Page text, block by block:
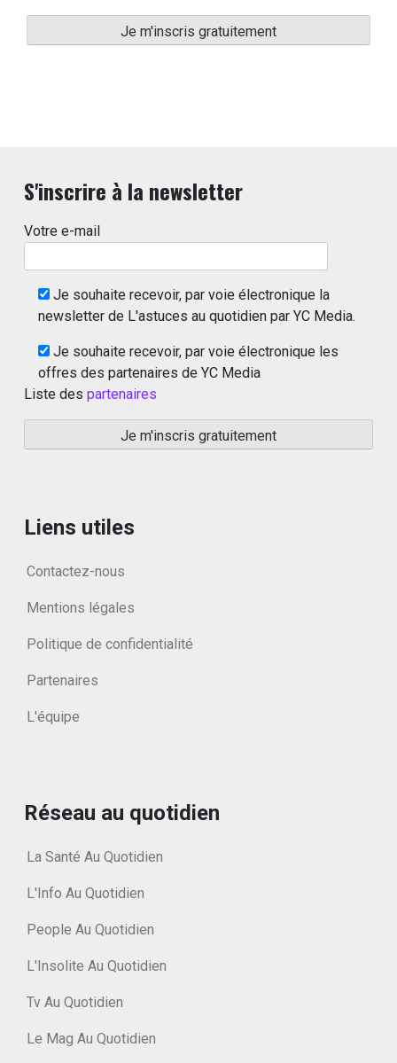
S'inscrire à la newsletter
Votre e-mail
Je souhaite recevoir, par voie électronique la
newsletter de L'astuces au quotidien par YC Media.
Je souhaite recevoir, par voie électronique les
offres des partenaires de YC Media
Liste des partenaires
Liens utiles
Contactez-nous
Mentions légales
Politique de confidentialité
Partenaires
L'équipe
Réseau au quotidien
La Santé Au Quotidien
L'Info Au Quotidien
People Au Quotidien
L'Insolite Au Quotidien
Tv Au Quotidien
Le Mag Au Quotidien